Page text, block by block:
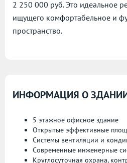
2 250 000 руб. Это идеальное
ищущего комфортабельное и
пространство.
ИНФОРМАЦИЯ О
5 этажное офисное здание
Открытые эффективные
Системы вентиляции и
Современные инженерные
Круглосуточная охрана,